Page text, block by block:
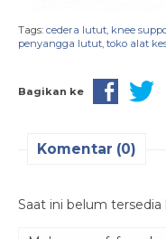
Tags: cedera lutut, knee
penyangga lutut, toko alat
Bagikan ke
Komentar (0)
Saat ini belum